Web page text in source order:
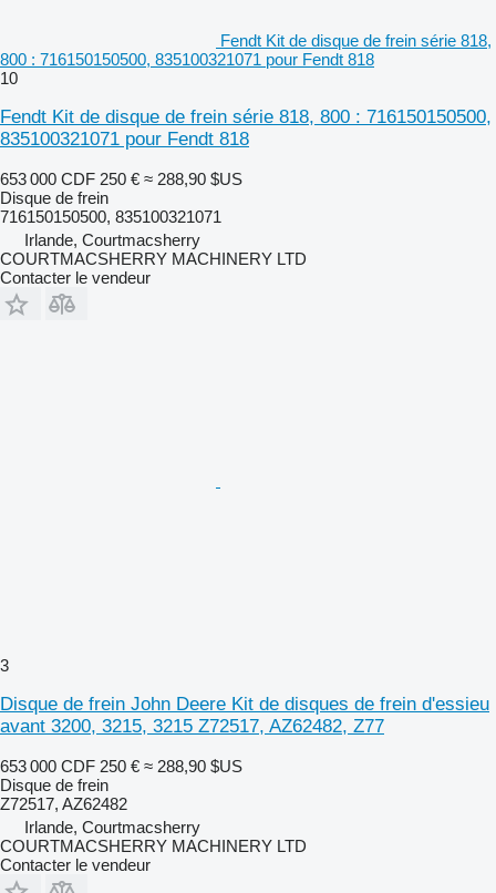
Fendt Kit de disque de frein série 818,
800 : 716150150500, 835100321071 pour Fendt 818
10
Fendt Kit de disque de frein série 818, 800 : 716150150500,
835100321071 pour Fendt 818
653 000 CDF 250 € ≈ 288,90 $US
Disque de frein
716150150500, 835100321071
Irlande, Courtmacsherry
COURTMACSHERRY MACHINERY LTD
Contacter le vendeur
3
Disque de frein John Deere Kit de disques de frein d'essieu
avant 3200, 3215, 3215 Z72517, AZ62482, Z77
653 000 CDF 250 € ≈ 288,90 $US
Disque de frein
Z72517, AZ62482
Irlande, Courtmacsherry
COURTMACSHERRY MACHINERY LTD
Contacter le vendeur